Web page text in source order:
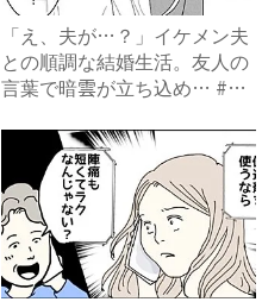
「え、夫が…？」イケメン夫
との順調な結婚生活。友人の
言葉で暗雲が立ち込め… #